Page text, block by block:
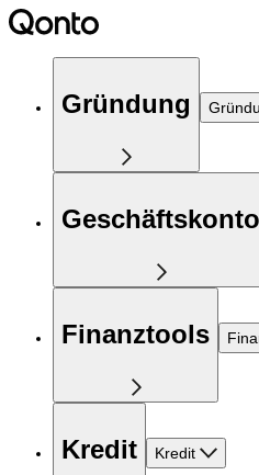
Gründung
Geschäftskonto
Finanztools
Kredit Kredit